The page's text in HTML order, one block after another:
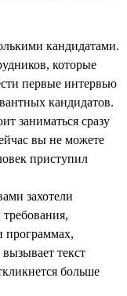
кандидатами.
которые
первые интервью
кандидатов.
заниматься сразу
вы не можете
приступил
захотели
программах,
текст
больше